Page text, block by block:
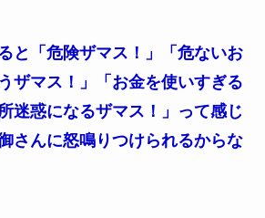
と「危険ザマス！」「危ないお
ザマス！」「お金を使いすぎる
迷惑になるザマス！」って感じ
さんに怒鳴りつけられるからな